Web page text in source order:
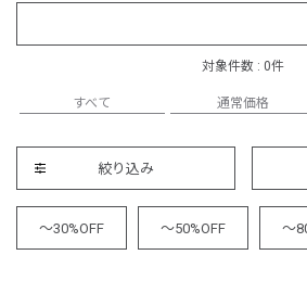
対象件数 : 0件
すべて 通常価格
絞り込み
～30%OFF ～50%OFF ～